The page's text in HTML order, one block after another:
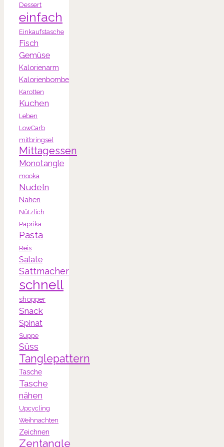
Dessert
einfach
Einkaufstasche
Fisch
Gemüse
Kalorienarm
Kalorienbombe
Karotten
Kuchen
Leben
LowCarb
mitbringsel
Mittagessen
Monotangle
mooka
Nudeln
Nähen
Nützlich
Paprika
Pasta
Reis
Salate
Sattmacher
schnell
shopper
Snack
Spinat
Suppe
Süss
Tanglepattern
Tasche
Tasche
nähen
Upcycling
Weihnachten
Zeichnen
Zentangle